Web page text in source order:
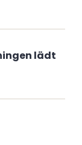
lädt